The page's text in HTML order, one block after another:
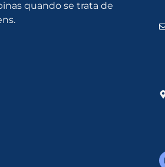
quando se trata de